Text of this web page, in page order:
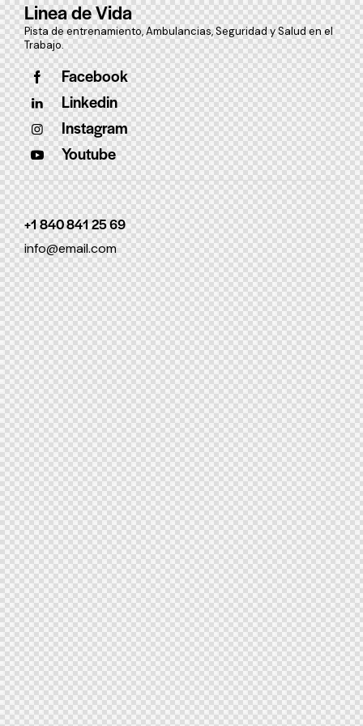
Linea de Vida
Pista de entrenamiento, Ambulancias, Seguridad y Salud en el
Trabajo.
Facebook
Linkedin
Instagram
Youtube
+1 840 841 25 69
info@email.com